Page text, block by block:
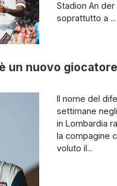
Stadion An
soprattutto a ...
un nuovo
Il nome del
settimane
in Lombardia
la compagine
voluto il...